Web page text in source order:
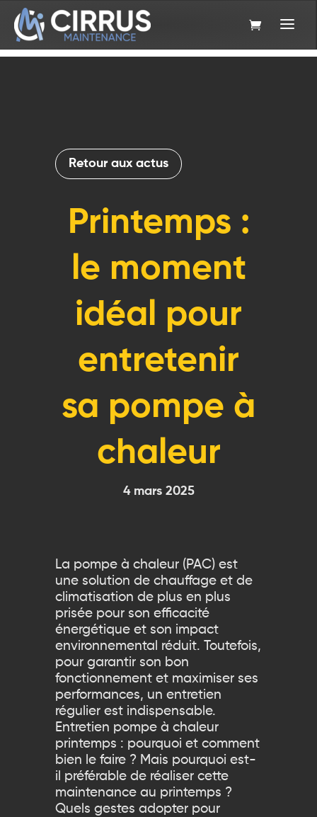
Retour aux actus
Printemps :
le moment
idéal pour
entretenir
sa pompe à
chaleur
4 mars 2025
La pompe à chaleur (PAC) est
une solution de chauffage et de
climatisation de plus en plus
prisée pour son efficacité
énergétique et son impact
environnemental réduit. Toutefois,
pour garantir son bon
fonctionnement et maximiser ses
performances, un entretien
régulier est indispensable.
Entretien pompe à chaleur
printemps : pourquoi et comment
bien le faire ? Mais pourquoi est-
il préférable de réaliser cette
maintenance au printemps ?
Quels gestes adopter pour